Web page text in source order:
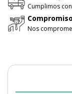
Cumplimos
Compromiso
Nos